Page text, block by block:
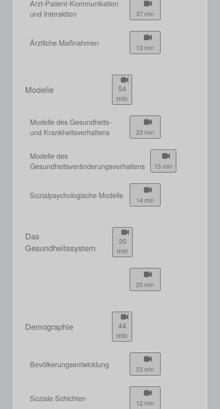
Arzt-Patient-Kommunikation
und Interaktion
37 min
Ärztliche Maßnahmen 13 min
Modelle
54
min
Modelle des Gesundheits-
und Krankheitsverhaltens
23 min
Modelle des
Gesundheitsveränderungsverhaltens
15 min
Sozialpsychologische Modelle 14 min
Das
Gesundheitssystem
20
min
20 min
Demographie
44
min
Bevölkerungsentwicklung 23 min
Soziale Schichten 12 min